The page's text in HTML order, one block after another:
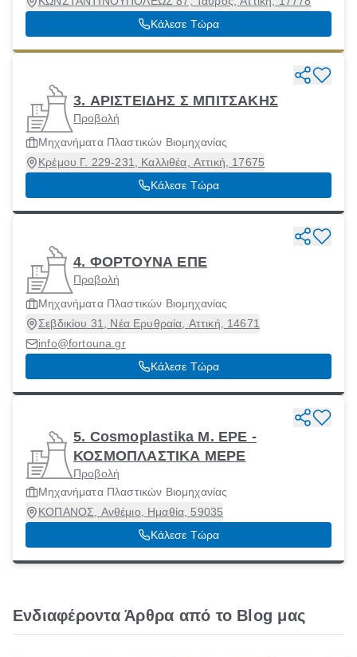
Κάλεσε Τώρα
3. ΑΡΙΣΤΕΙΔΗΣ Σ ΜΠΙΤΣΑΚΗΣ
Προβολή
Μηχανήματα Πλαστικών Βιομηχανίας
Κρέμου Γ. 229-231, Καλλιθέα, Αττική, 17675
Κάλεσε Τώρα
4. ΦΟΡΤΟΥΝΑ ΕΠΕ
Προβολή
Μηχανήματα Πλαστικών Βιομηχανίας
Σεβδικίου 31, Νέα Ερυθραία, Αττική, 14671
info@fortouna.gr
Κάλεσε Τώρα
5. Cosmoplastika M. EPE -
ΚΟΣΜΟΠΛΑΣΤΙΚΑ MEPE
Προβολή
Μηχανήματα Πλαστικών Βιομηχανίας
ΚΟΠΑΝΟΣ, Ανθέμιο, Ημαθία, 59035
Κάλεσε Τώρα
Ενδιαφέροντα Άρθρα από το Blog μας